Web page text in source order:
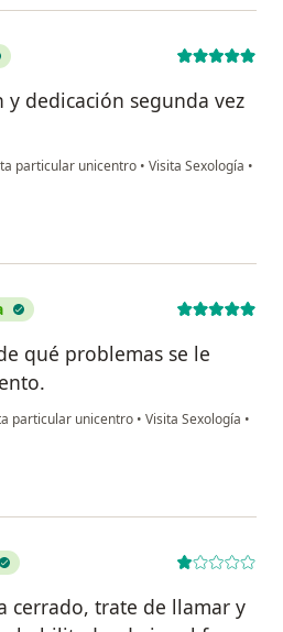
dedicación segunda vez
particular unicentro • Visita Sexología •
qué problemas se le
particular unicentro • Visita Sexología •
cerrado, trate de llamar y